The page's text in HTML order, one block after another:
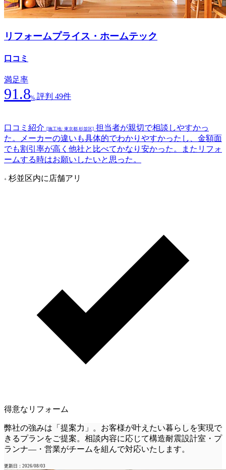
リフォームプライス・ホームテック
口コミ
満足率
91.8% 評判 49件
口コミ紹介 [施工地: 東京都 杉並区] 担当者が親切で相談しやすかっ
た。メーカーの違いも具体的でわかりやすかったし、金額面
でも割引率が高く他社と比べてかなり安かった。またリフォ
ームする時はお願いしたいと思った。
+ 杉並区内に店舗アリ
得意なリフォーム
弊社の強みは「提案力」。お客様が叶えたい暮らしを実現で
きるプランをご提案。相談内容に応じて構造耐震設計室・プ
ランナ―・営業がチームを組んで対応いたします。
更新日：2026/08/03